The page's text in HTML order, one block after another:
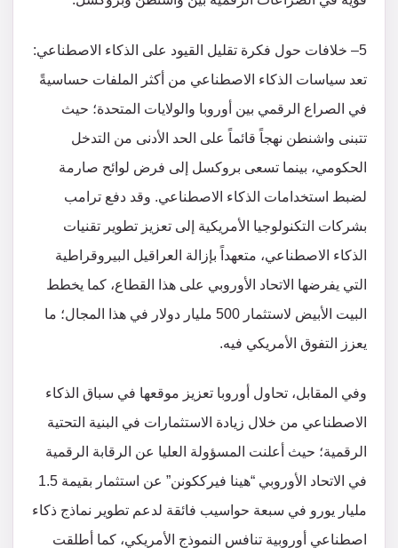
5– خلافات حول فكرة تقليل القيود على الذكاء الاصطناعي:
تعد سياسات الذكاء الاصطناعي من أكثر الملفات حساسيةً
في الصراع الرقمي بين أوروبا والولايات المتحدة؛ حيث
تتبنى واشنطن نهجاً قائماً على الحد الأدنى من التدخل
الحكومي، بينما تسعى بروكسل إلى فرض لوائح صارمة
لضبط استخدامات الذكاء الاصطناعي​. وقد دفع ترامب
بشركات التكنولوجيا الأمريكية إلى تعزيز تطوير تقنيات
الذكاء الاصطناعي، متعهداً بإزالة العراقيل البيروقراطية
التي يفرضها الاتحاد الأوروبي على هذا القطاع​، كما يخطط
البيت الأبيض لاستثمار 500 مليار دولار في هذا المجال؛ ما
يعزز التفوق الأمريكي فيه.
وفي المقابل، تحاول أوروبا تعزيز موقعها في سباق الذكاء
الاصطناعي من خلال زيادة الاستثمارات في البنية التحتية
الرقمية؛ حيث أعلنت المسؤولة العليا عن الرقابة الرقمية
في الاتحاد الأوروبي “هينا فيرككونن” عن استثمار بقيمة 1.5
مليار يورو في سبعة حواسيب فائقة لدعم تطوير نماذج ذكاء
اصطناعي أوروبية تنافس النموذج الأمريكي، كما أطلقت